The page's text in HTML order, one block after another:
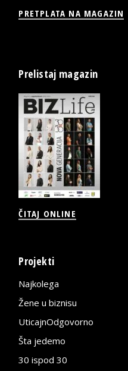
PRETPLATA NA MAGAZIN
Prelistaj magazin
ČITAJ ONLINE
Projekti
Najkolega
Žene u biznisu
UticajnOdgovorno
Šta jedemo
30 ispod 30